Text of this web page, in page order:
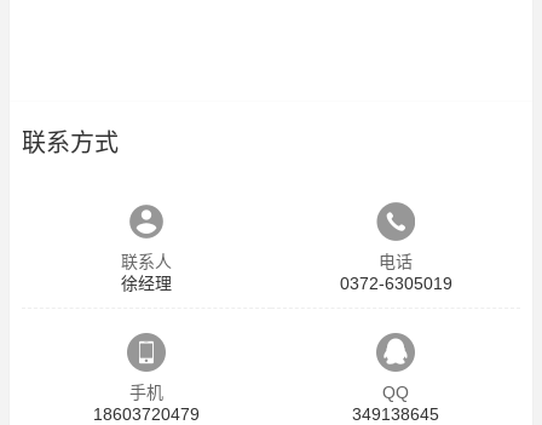
联系方式
联系人
徐经理
电话
0372-6305019
手机
18603720479
QQ
349138645